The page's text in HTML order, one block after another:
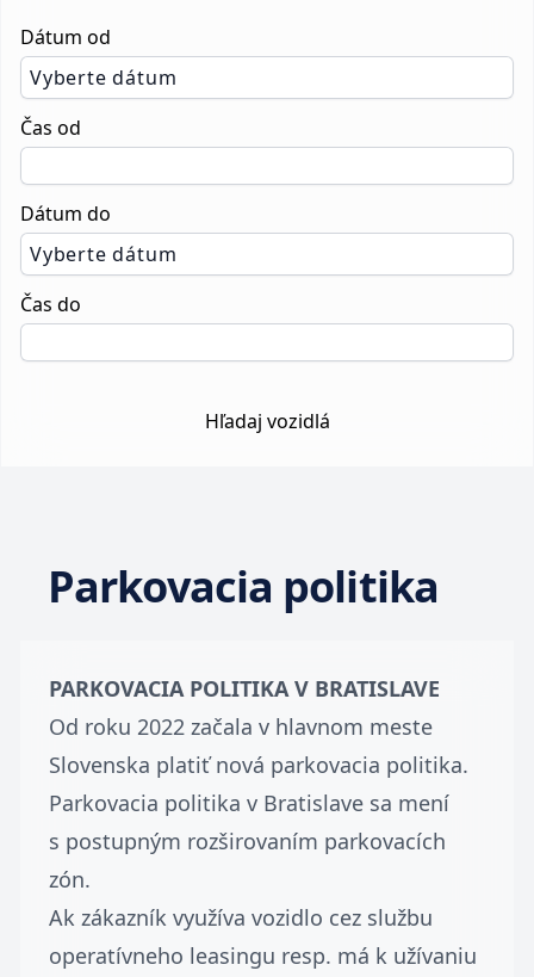
Dátum od
Vyberte dátum
Čas od
Dátum do
Vyberte dátum
Čas do
Hľadaj vozidlá
Parkovacia politika
PARKOVACIA POLITIKA V BRATISLAVE
Od roku 2022 začala v hlavnom meste
Slovenska platiť nová parkovacia politika.
Parkovacia politika v Bratislave sa mení
s postupným rozširovaním parkovacích
zón.
Ak zákazník využíva vozidlo cez službu
operatívneho leasingu resp. má k užívaniu